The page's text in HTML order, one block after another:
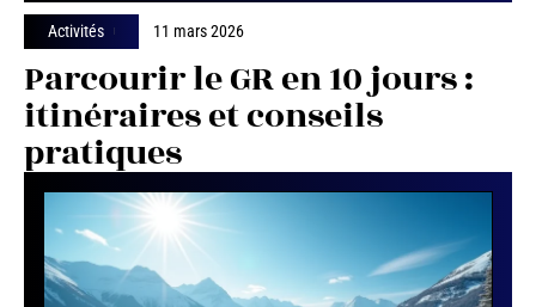
Activités 11 mars 2026
Parcourir le GR en 10 jours :
itinéraires et conseils
pratiques